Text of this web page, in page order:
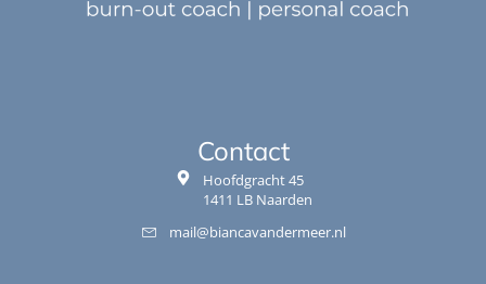
Contact
Hoofdgracht 45
1411 LB Naarden
mail@biancavandermeer.nl